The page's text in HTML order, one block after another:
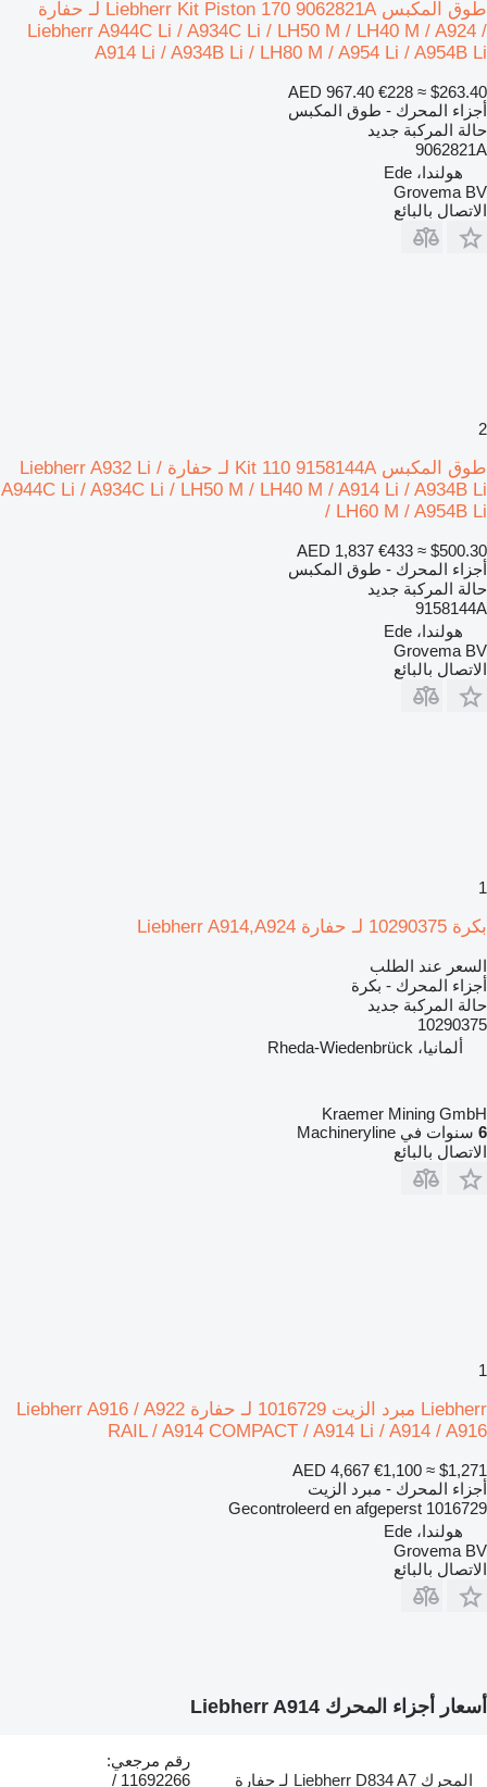
طوق المكبس Liebherr Kit Piston 170 9062821A لـ حفارة
Liebherr A944C Li / A934C Li / LH50 M / LH40 M / A924 /
A914 Li / A934B Li / LH80 M / A954 Li / A954B Li
AED 967.40 €228 ≈ $263.40
أجزاء المحرك - طوق المكبس
حالة المركبة جديد
9062821A
هولندا، Ede
Grovema BV
الاتصال بالبائع
2
طوق المكبس Kit 110 9158144A لـ حفارة Liebherr A932 Li /
A944C Li / A934C Li / LH50 M / LH40 M / A914 Li / A934B Li
/ LH60 M / A954B Li
AED 1,837 €433 ≈ $500.30
أجزاء المحرك - طوق المكبس
حالة المركبة جديد
9158144A
هولندا، Ede
Grovema BV
الاتصال بالبائع
1
بكرة 10290375 لـ حفارة Liebherr A914,A924
السعر عند الطلب
أجزاء المحرك - بكرة
حالة المركبة جديد
10290375
ألمانيا، Rheda-Wiedenbrück
Kraemer Mining GmbH
6 سنوات في Machineryline
الاتصال بالبائع
1
Liebherr مبرد الزيت 1016729 لـ حفارة Liebherr A916 / A922
RAIL / A914 COMPACT / A914 Li / A914 / A916
AED 4,667 €1,100 ≈ $1,271
أجزاء المحرك - مبرد الزيت
1016729 Gecontroleerd en afgeperst
هولندا، Ede
Grovema BV
الاتصال بالبائع
أسعار أجزاء المحرك Liebherr A914
المحرك Liebherr D834 A7 لـ حفارة
رقم مرجعي:
11692266 /